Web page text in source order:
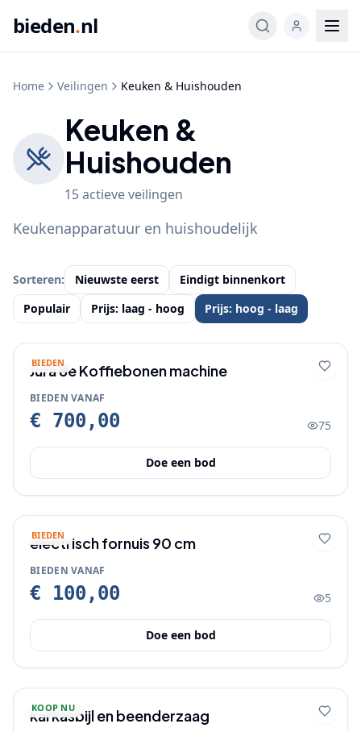
bieden.nl
Home Veilingen Keuken & Huishouden
Keuken &
Huishouden
15actieveveilingen
Keukenapparatuur en huishoudelijk
Sorteren: Nieuwste eerst
Eindigt binnenkort
Populair
Prijs: laag - hoog Prijs: hoog - laag
BIEDEN
Jura 8e Koffiebonen machine
BIEDEN VANAF
€ 700,00 75
Doe een bod
BIEDEN
electrisch fornuis 90 cm
BIEDEN VANAF
€ 100,00 5
Doe een bod
KOOP NU
karkasbijl en beenderzaag